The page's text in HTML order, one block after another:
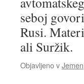
seboj
Rusi.
ali Suržik.
Objavljeno vJemen